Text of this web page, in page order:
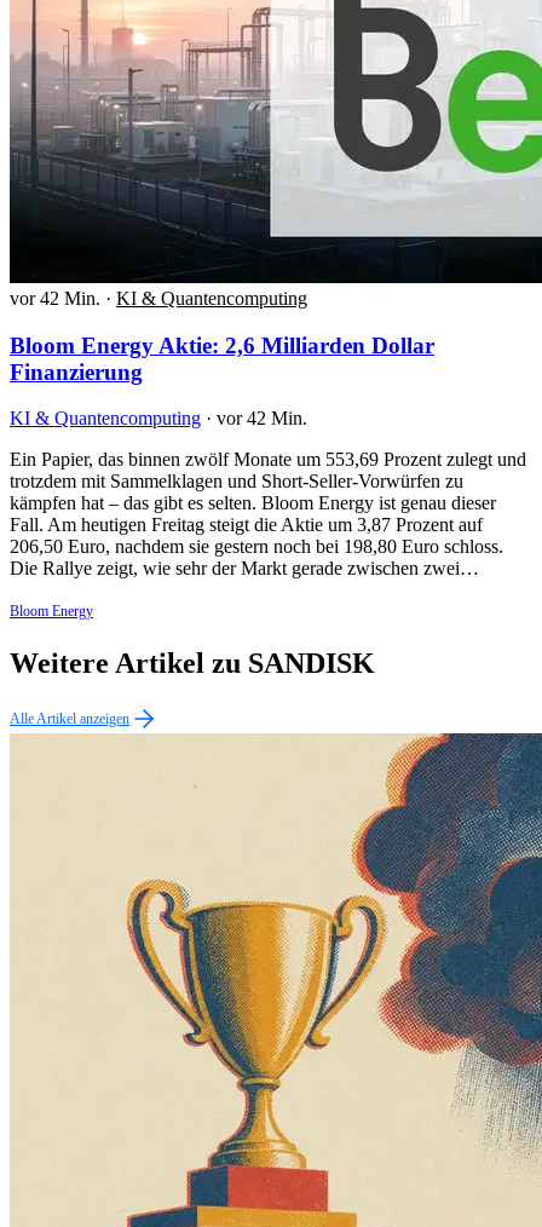
vor 42 Min. · KI & Quantencomputing
Bloom Energy Aktie: 2,6 Milliarden Dollar
Finanzierung
KI & Quantencomputing · vor 42 Min.
Ein Papier, das binnen zwölf Monate um 553,69 Prozent zulegt und
trotzdem mit Sammelklagen und Short-Seller-Vorwürfen zu
kämpfen hat – das gibt es selten. Bloom Energy ist genau dieser
Fall. Am heutigen Freitag steigt die Aktie um 3,87 Prozent auf
206,50 Euro, nachdem sie gestern noch bei 198,80 Euro schloss.
Die Rallye zeigt, wie sehr der Markt gerade zwischen zwei…
Bloom Energy
Weitere Artikel zu SANDISK
Alle Artikel anzeigen